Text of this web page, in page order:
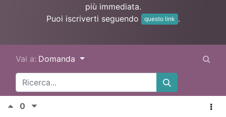
più immediata.
Puoi iscriverti seguendo
questo link .
Vai a: Domanda
0